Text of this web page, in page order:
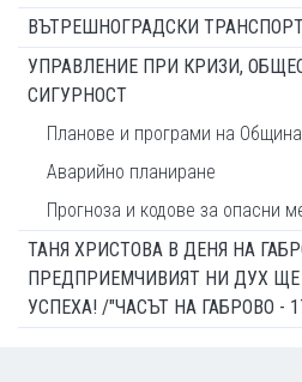
ВЪТРЕШНОГРАДСКИ ТРАНСПОРТ
УПРАВЛЕНИЕ ПРИ КРИЗИ,
СИГУРНОСТ
Планове и програми на
Аварийно планиране
Прогноза и кодове за опасни
ТАНЯ ХРИСТОВА В ДЕНЯ НА
ПРЕДПРИЕМЧИВИЯТ НИ ДУХ
УСПЕХА! /"ЧАСЪТ НА ГАБРОВО -